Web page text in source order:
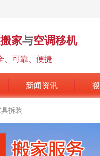
家与空调移机
、可靠、便捷
新闻资讯
拆装